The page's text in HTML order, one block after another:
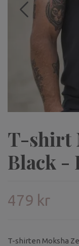
T-shirt
Black -
479 kr
T-shirten Moksha